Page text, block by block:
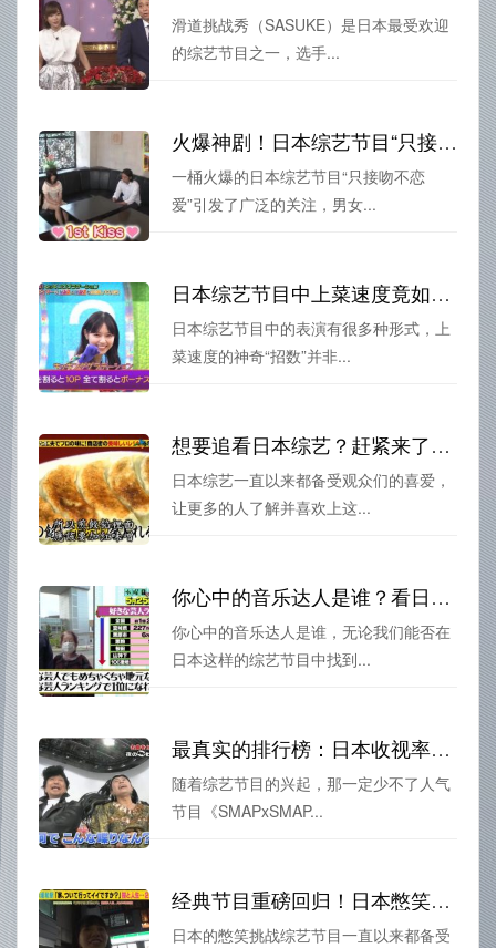
滑道挑战秀（SASUKE）是日本最受欢迎
的综艺节目之一，选手...
火爆神剧！日本综艺节目“只接吻不恋爱”一觥半壶浪漫情
一桶火爆的日本综艺节目“只接吻不恋
爱”引发了广泛的关注，男女...
日本综艺节目中上菜速度竟如此惊人，有哪些神奇的“招数”？
日本综艺节目中的表演有很多种形式，上
菜速度的神奇“招数”并非...
想要追看日本综艺？赶紧来了解日本综艺中文翻译器
日本综艺一直以来都备受观众们的喜爱，
让更多的人了解并喜欢上这...
你心中的音乐达人是谁？看日本综艺男生唱歌不跑调挑战，从中寻找答案
你心中的音乐达人是谁，无论我们能否在
日本这样的综艺节目中找到...
最真实的排行榜：日本收视率最高的综艺是什么？
随着综艺节目的兴起，那一定少不了人气
节目《SMAPxSMAP...
经典节目重磅回归！日本憋笑挑战综艺收割全球笑声
日本的憋笑挑战综艺节目一直以来都备受